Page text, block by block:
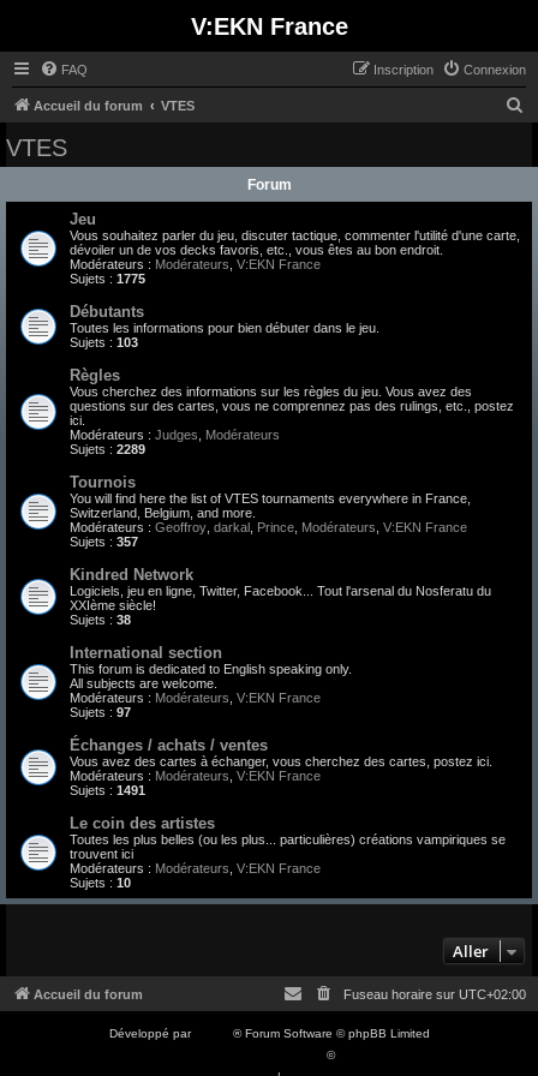
V:EKN France
FAQ Connexion
Inscription
Accueil du forum VTES
VTES
Forum
Jeu
Vous souhaitez parler du jeu, discuter tactique, commenter l'utilité d'une carte,
dévoiler un de vos decks favoris, etc., vous êtes au bon endroit.
Modérateurs : Modérateurs V:EKN France
Sujets : 1775
Débutants
Toutes les informations pour bien débuter dans le jeu.
Sujets : 103
Règles
Vous cherchez des informations sur les règles du jeu. Vous avez des
questions sur des cartes, vous ne comprennez pas des rulings, etc., postez
ici.
Modérateurs : Judges
Modérateurs
Sujets : 2289
Tournois
You will find here the list of VTES tournaments everywhere in France,
Switzerland, Belgium, and more.
Modérateurs : Geoffroy darkal Prince Modérateurs V:EKN France
Sujets : 357
Kindred Network
Logiciels, jeu en ligne, Twitter, Facebook... Tout l'arsenal du Nosferatu du
XXIème siècle!
Sujets : 38
International section
This forum is dedicated to English speaking only.
All subjects are welcome.
Modérateurs : Modérateurs V:EKN France
Sujets : 97
Échanges / achats / ventes
Vous avez des cartes à échanger, vous cherchez des cartes, postez ici.
Modérateurs : Modérateurs V:EKN France
Sujets : 1491
Le coin des artistes
Toutes les plus belles (ou les plus... particulières) créations vampiriques se
trouvent ici
Modérateurs : Modérateurs V:EKN France
Sujets : 10
Aller
Accueil du forum Fuseau horaire sur UTC+02:00
Développé par
® Forum Software © phpBB Limited
©